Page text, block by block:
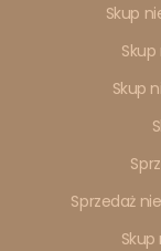
Skup
Skup
Sprzedaż